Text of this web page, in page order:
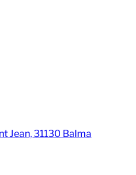
Jean, 31130 Balma